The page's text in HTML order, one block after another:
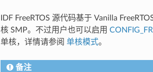
IDF FreeRTOS 源代码基于 Vanilla
核 SMP。不过用户也可以启用
单核，详情请参阅 单核模式。
备注